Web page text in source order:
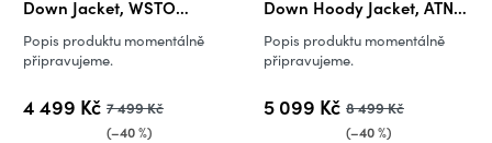
Down Jacket, WSTO
4 499 Kč 7 499 Kč
(–40 %)
Popis produktu momentálně
připravujeme.
Down Hoody Jacket, ATNO
5 099 Kč 8 499 Kč
(–40 %)
Popis produktu momentálně
připravujeme.